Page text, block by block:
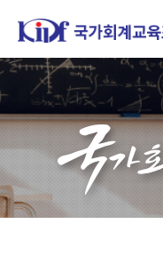
홈페이지가 새롭게
한국조세재정연구